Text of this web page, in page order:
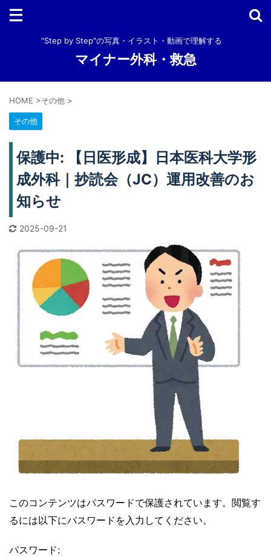
"Step by Step"の写真・イラスト・動画で理解する
マイナー外科・救急
HOME >その他 >
その他
保護中: 【日医形成】日本医科大学形
成外科｜抄読会（JC）運用改善のお
知らせ
2025-09-21
このコンテンツはパスワードで保護されています。閲覧す
るには以下にパスワードを入力してください。
パスワード: